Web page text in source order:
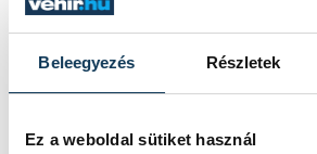
Beleegyezés Részletek
Ez a weboldal sütiket használ
kőlapot is felemelte. A
oltár asztalának
magasságáig